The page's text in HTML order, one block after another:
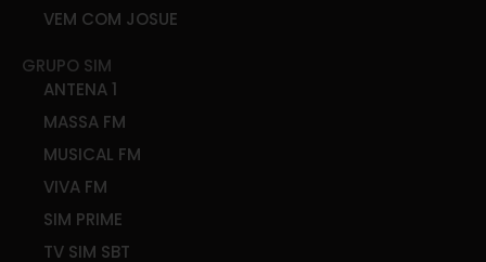
VEM COM JOSUE
GRUPO SIM
ANTENA 1
MASSA FM
MUSICAL FM
VIVA FM
SIM PRIME
TV SIM SBT